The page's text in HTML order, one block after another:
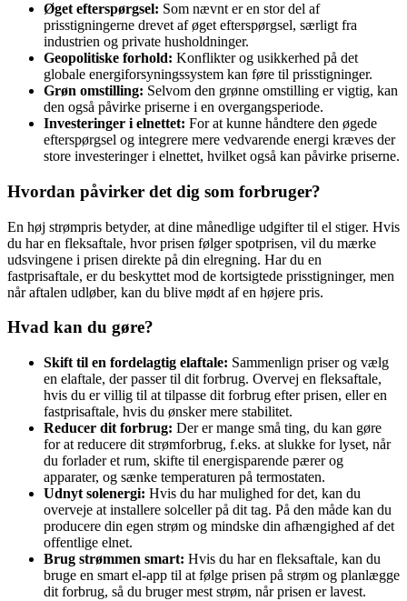
Øget efterspørgsel: Som nævnt er en stor del af
prisstigningerne drevet af øget efterspørgsel, særligt fra
industrien og private husholdninger.
Geopolitiske forhold: Konflikter og usikkerhed på det
globale energiforsyningssystem kan føre til prisstigninger.
Grøn omstilling: Selvom den grønne omstilling er vigtig, kan
den også påvirke priserne i en overgangsperiode.
Investeringer i elnettet: For at kunne håndtere den øgede
efterspørgsel og integrere mere vedvarende energi kræves der
store investeringer i elnettet, hvilket også kan påvirke priserne.
Hvordan påvirker det dig som forbruger?
En høj strømpris betyder, at dine månedlige udgifter til el stiger. Hvis
du har en fleksaftale, hvor prisen følger spotprisen, vil du mærke
udsvingene i prisen direkte på din elregning. Har du en
fastprisaftale, er du beskyttet mod de kortsigtede prisstigninger, men
når aftalen udløber, kan du blive mødt af en højere pris.
Hvad kan du gøre?
Skift til en fordelagtig elaftale: Sammenlign priser og vælg
en elaftale, der passer til dit forbrug. Overvej en fleksaftale,
hvis du er villig til at tilpasse dit forbrug efter prisen, eller en
fastprisaftale, hvis du ønsker mere stabilitet.
Reducer dit forbrug: Der er mange små ting, du kan gøre
for at reducere dit strømforbrug, f.eks. at slukke for lyset, når
du forlader et rum, skifte til energisparende pærer og
apparater, og sænke temperaturen på termostaten.
Udnyt solenergi: Hvis du har mulighed for det, kan du
overveje at installere solceller på dit tag. På den måde kan du
producere din egen strøm og mindske din afhængighed af det
offentlige elnet.
Brug strømmen smart: Hvis du har en fleksaftale, kan du
bruge en smart el-app til at følge prisen på strøm og planlægge
dit forbrug, så du bruger mest strøm, når prisen er lavest.